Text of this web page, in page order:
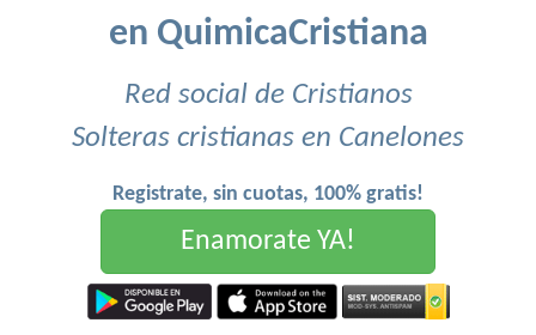
en QuimicaCristiana
Red social de Cristianos
Solteras cristianas en Canelones
Registrate, sin cuotas, 100% gratis!
Enamorate YA!